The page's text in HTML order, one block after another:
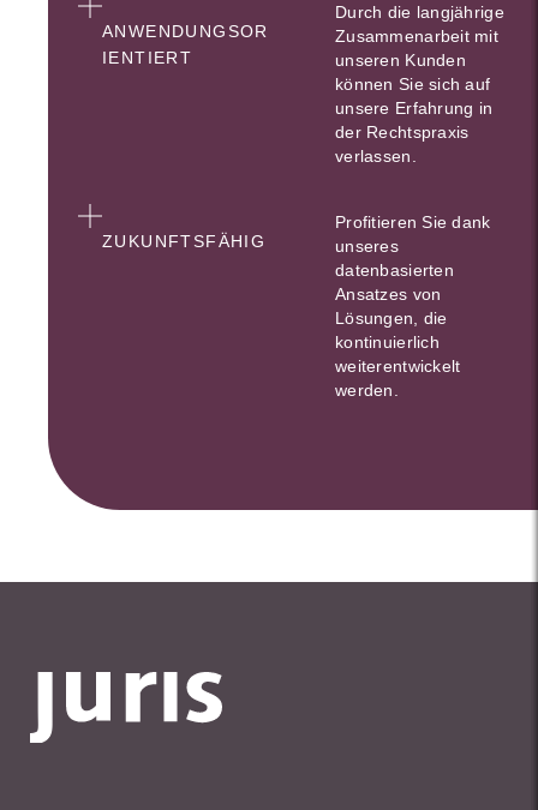
ANWENDUNGSOR
IENTIERT
Durch die langjährige
Zusammenarbeit mit
unseren Kunden
können Sie sich auf
unsere Erfahrung in
der Rechtspraxis
verlassen.
ZUKUNFTSFÄHIG
Profitieren Sie dank
unseres
datenbasierten
Ansatzes von
Lösungen, die
kontinuierlich
weiterentwickelt
werden.